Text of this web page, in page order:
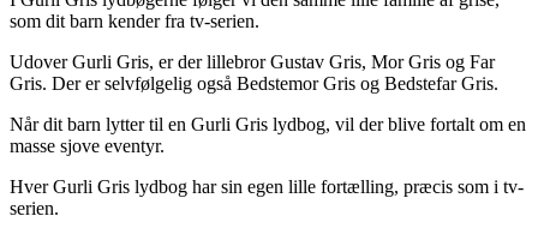
som dit barn kender fra tv-serien.
Udover Gurli Gris, er der lillebror Gustav Gris, Mor Gris og Far
Gris. Der er selvfølgelig også Bedstemor Gris og Bedstefar Gris.
Når dit barn lytter til en Gurli Gris lydbog, vil der blive fortalt om en
masse sjove eventyr.
Hver Gurli Gris lydbog har sin egen lille fortælling, præcis som i tv-
serien.